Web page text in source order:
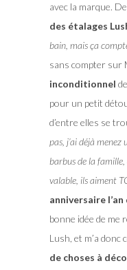
avec la marque.
des étalages
bain, mais ça
sans compter sur
inconditionnel
pour un petit
d’entre elles se
pas, j’ai déjà menez
barbus de la famille,
valable, ils aiment
anniversaire
bonne idée de me
Lush, et m’a donc
de choses à